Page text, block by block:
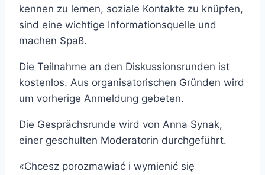
kennen zu lernen, soziale Kontakte zu knüpfen,
sind eine wichtige Informationsquelle und
machen Spaß.
Die Teilnahme an den Diskussionsrunden ist
kostenlos. Aus organisatorischen Gründen wird
um vorherige Anmeldung gebeten.
Die Gesprächsrunde wird von Anna Synak,
einer geschulten Moderatorin durchgeführt.
«Chcesz porozmawiać i wymienić się